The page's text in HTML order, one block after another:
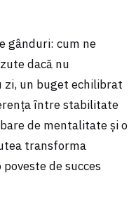
gânduri: cum ne
dacă nu
zi, un buget echilibrat
între stabilitate
de mentalitate și o
transforma
de succes